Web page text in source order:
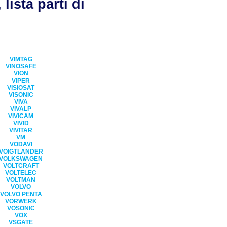
lista parti di
VIMTAG
VINOSAFE
VION
VIPER
VISIOSAT
VISONIC
VIVA
VIVALP
VIVICAM
VIVID
VIVITAR
VM
VODAVI
VOLTCRAFT
VOLTELEC
VOLTMAN
VOLVO
VOLVO PENTA
VORWERK
VOSONIC
VOX
VSGATE